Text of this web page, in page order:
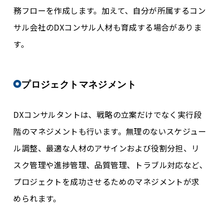
務フローを作成します。加えて、自分が所属するコン
サル会社のDXコンサル人材も育成する場合がありま
す。
プロジェクトマネジメント
DXコンサルタントは、戦略の立案だけでなく実行段
階のマネジメントも行います。無理のないスケジュー
ル調整、最適な人材のアサインおよび役割分担、リ
スク管理や進捗管理、品質管理、トラブル対応など、
プロジェクトを成功させるためのマネジメントが求
められます。